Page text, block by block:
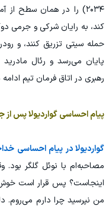
۲۰۳۴) را در همان سطح
کند، به رایان شرکی و جرمی
پایان می‌رسد و رئال
رهبری در اتاق فرمان تیم
پیام احساسی گواردیولا پس از
گواردیولا در پیام احساسی
مصاحبه‌ام با نوئل گلگر
اینجاست؟ پس قرار است خوش
من نپرسید چرا دارم می‌روم.